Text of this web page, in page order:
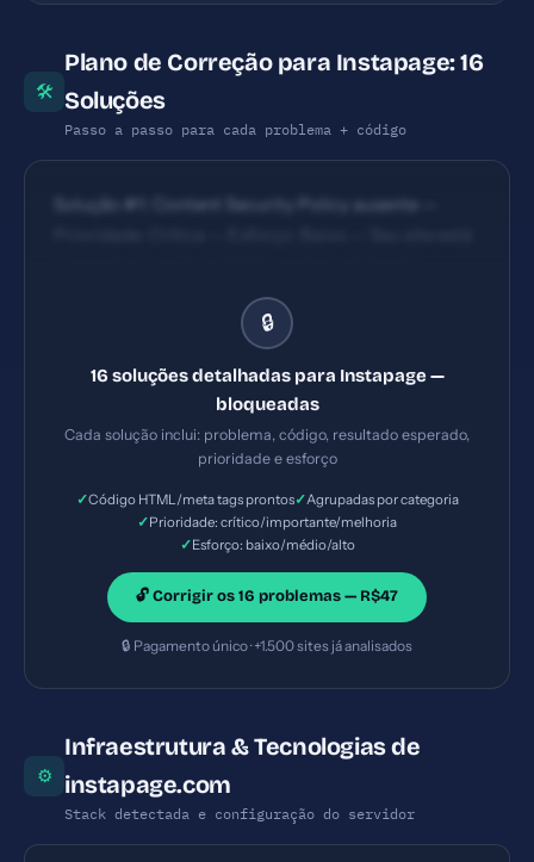
🛠
Plano de Correção para Instapage: 16
Soluções
Passo a passo para cada problema + código
Solução #1: Content Security Policy ausente —
malicioso. — Solução #2: X-Frame-Options ausente
— Prioridade: Crítica — Esforço: Baixo — Seu site
(clickjacking). — Solução #6: Title com 84
caracteres (ideal: 30-60) — Prioridade: Importante
🔒
16 soluções detalhadas para Instapage —
bloqueadas
Cada solução inclui: problema, código, resultado esperado,
prioridade e esforço
✓Código HTML/meta tags prontos✓Agrupadas por categoria
✓Prioridade: crítico/importante/melhoria
✓Esforço: baixo/médio/alto
🔓 Corrigir os 16 problemas — R$47
🔒 Pagamento único · +1.500 sites já analisados
⚙
Infraestrutura & Tecnologias de
instapage.com
Stack detectada e configuração do servidor